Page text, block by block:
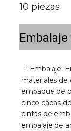
10 piezas
1. Embalaje:
materiales de
empaque de
cinco capas
cintas de
embalaje de